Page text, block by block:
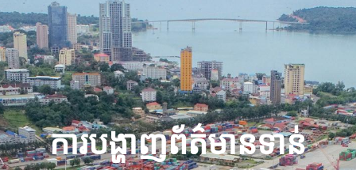
ការបង្ហាញព័ត៌មានទាន់